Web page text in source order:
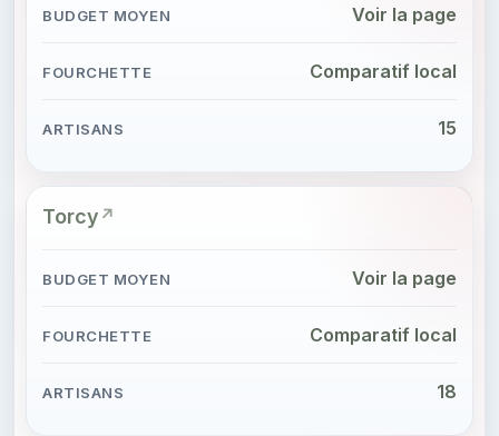
Voir la page
Comparatif local
15
Torcy
Voir la page
Comparatif local
18